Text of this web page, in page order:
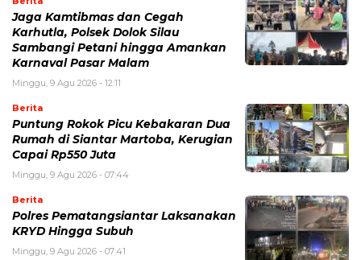
Jaga Kamtibmas dan Cegah
Karhutla, Polsek Dolok Silau
Sambangi Petani hingga Amankan
Karnaval Pasar Malam
Minggu, 9 Agu 2026 - 12:11
Berita
Puntung Rokok Picu Kebakaran Dua
Rumah di Siantar Martoba, Kerugian
Capai Rp550 Juta
Minggu, 9 Agu 2026 - 07:44
Berita
Polres Pematangsiantar Laksanakan
KRYD Hingga Subuh
Minggu, 9 Agu 2026 - 07:41